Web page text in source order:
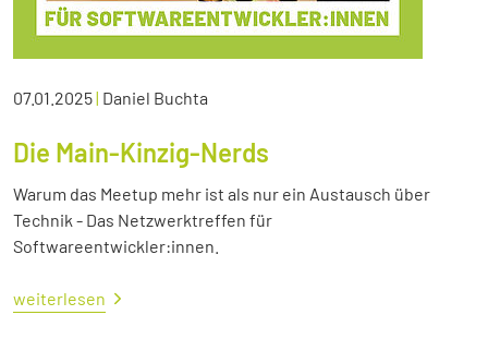
07.01.2025| Daniel Buchta
Die Main-Kinzig-Nerds
Warum das Meetup mehr ist als nur ein Austausch über
Technik - Das Netzwerktreffen für
Softwareentwickler:innen.
weiterlesen